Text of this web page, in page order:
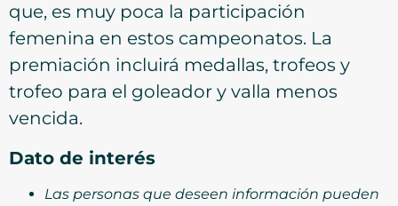
que, es muy poca la participación
femenina en estos campeonatos. La
premiación incluirá medallas, trofeos y
trofeo para el goleador y valla menos
vencida.
Dato de interés
Las personas que deseen información pueden